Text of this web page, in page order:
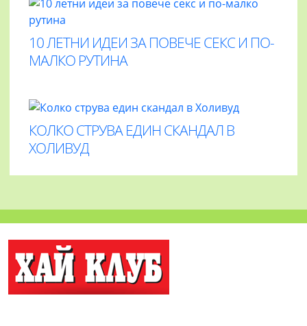
10 ЛЕТНИ ИДЕИ ЗА ПОВЕЧЕ СЕКС И ПО-
МАЛКО РУТИНА
КОЛКО СТРУВА ЕДИН СКАНДАЛ В
ХОЛИВУД